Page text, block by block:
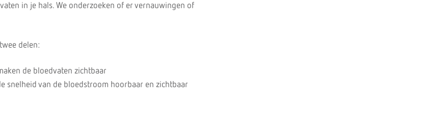
in je hals. We onderzoeken of er vernauwingen of
delen:
de bloedvaten zichtbaar
snelheid van de bloedstroom hoorbaar en zichtbaar